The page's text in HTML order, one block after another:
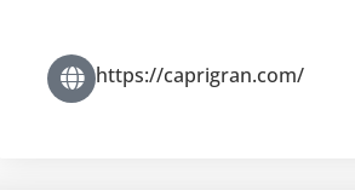
https://caprigran.com/